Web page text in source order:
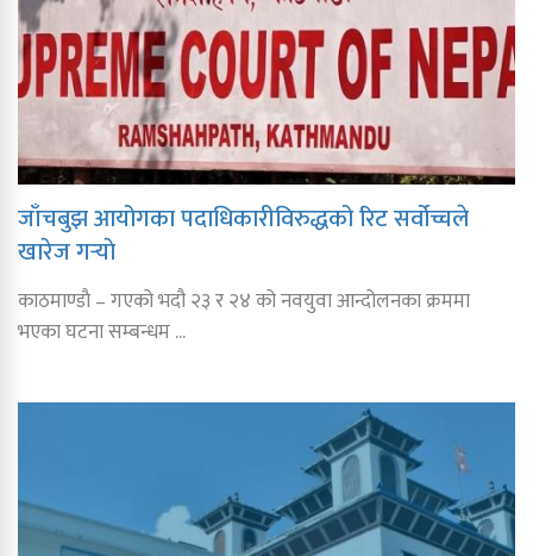
जाँचबुझ आयोगका पदाधिकारीविरुद्धको रिट सर्वोच्चले
खारेज गर्‍याे
काठमाण्डाै – गएको भदौ २३ र २४ को नवयुवा आन्दोलनका क्रममा
भएका घटना सम्बन्धम ...